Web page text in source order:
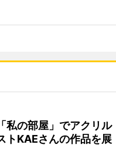
私の部屋」でアクリル
トKAEさんの作品を展